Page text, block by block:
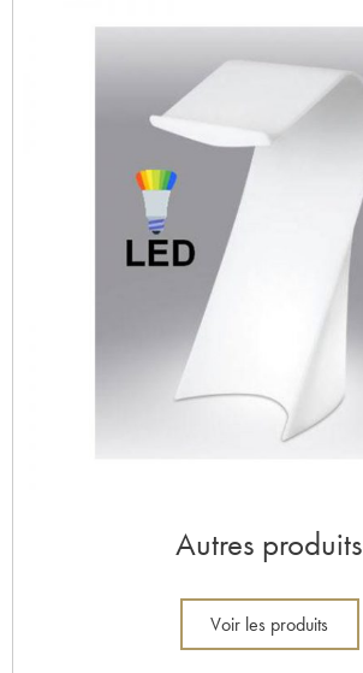
Autres produits
Voir les produits